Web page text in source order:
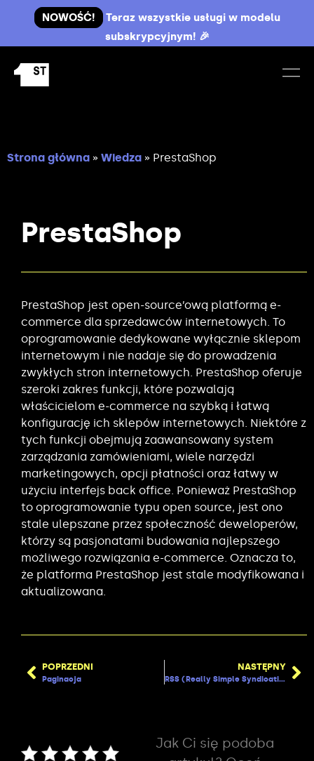
NOWOŚĆ!
Teraz wszystkie usługi w modelu
subskrypcyjnym! 🎉
Strona główna » Wiedza » PrestaShop
PrestaShop
PrestaShop jest open-source’ową platformą e-
commerce dla sprzedawców internetowych. To
oprogramowanie dedykowane wyłącznie sklepom
internetowym i nie nadaje się do prowadzenia
zwykłych stron internetowych. PrestaShop oferuje
szeroki zakres funkcji, które pozwalają
właścicielom e-commerce na szybką i łatwą
konfigurację ich sklepów internetowych. Niektóre z
tych funkcji obejmują zaawansowany system
zarządzania zamówieniami, wiele narzędzi
marketingowych, opcji płatności oraz łatwy w
użyciu interfejs back office. Ponieważ PrestaShop
to oprogramowanie typu open source, jest ono
stale ulepszane przez społeczność deweloperów,
którzy są pasjonatami budowania najlepszego
możliwego rozwiązania e-commerce. Oznacza to,
że platforma PrestaShop jest stale modyfikowana i
aktualizowana.
POPRZEDNI
Paginacja
NASTĘPNY
RSS (Really Simple Syndication)
Jak Ci się podoba